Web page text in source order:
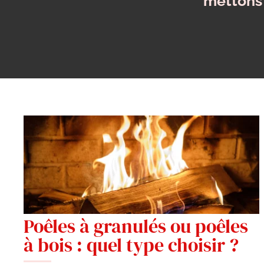
Poêles à granulés ou poêles
à bois : quel type choisir ?